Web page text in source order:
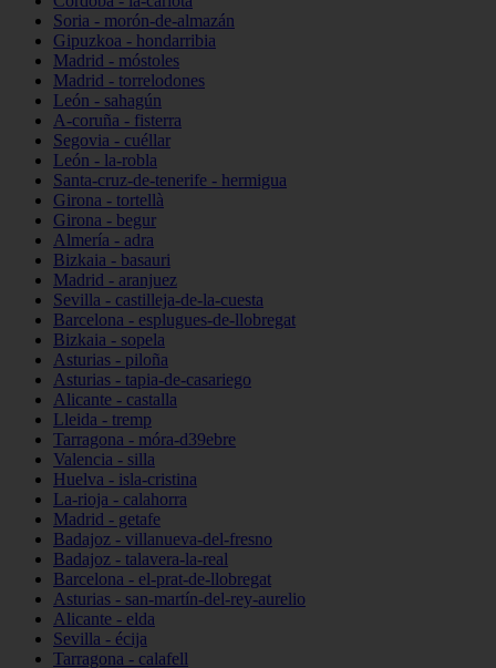
Soria - morón-de-almazán
Gipuzkoa - hondarribia
Madrid - móstoles
Madrid - torrelodones
León - sahagún
A-coruña - fisterra
Segovia - cuéllar
León - la-robla
Santa-cruz-de-tenerife - hermigua
Girona - tortellà
Girona - begur
Almería - adra
Bizkaia - basauri
Madrid - aranjuez
Sevilla - castilleja-de-la-cuesta
Barcelona - esplugues-de-llobregat
Bizkaia - sopela
Asturias - piloña
Asturias - tapia-de-casariego
Alicante - castalla
Lleida - tremp
Tarragona - móra-d39ebre
Valencia - silla
Huelva - isla-cristina
La-rioja - calahorra
Madrid - getafe
Badajoz - villanueva-del-fresno
Badajoz - talavera-la-real
Barcelona - el-prat-de-llobregat
Asturias - san-martín-del-rey-aurelio
Alicante - elda
Sevilla - écija
Tarragona - calafell